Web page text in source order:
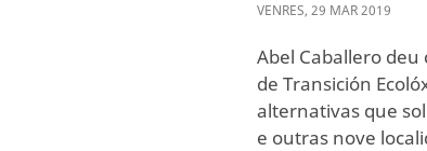
VENRES,29 MAR2019
Abel Caballero
de Transición
alternativas que
e outras nove